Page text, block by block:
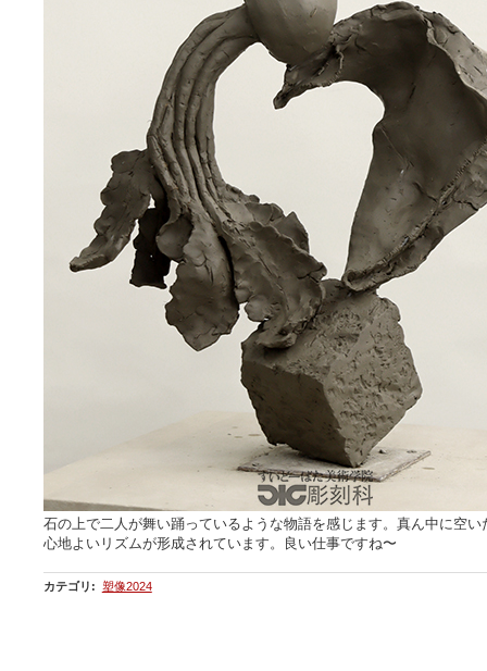
石の上で二人が舞い踊っているような物語を感じます。真ん中に空い
心地よいリズムが形成されています。良い仕事ですね〜
カテゴリ : 塑像2024